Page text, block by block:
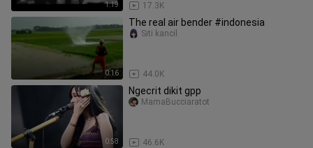
1:19 17.3K
0:16
The real air bender #indonesia
44.0K
Siti kancil
0:58
Ngecrit dikit gpp
46.6K
MamaBucciaratot